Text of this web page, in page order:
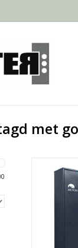
met
stevigheid